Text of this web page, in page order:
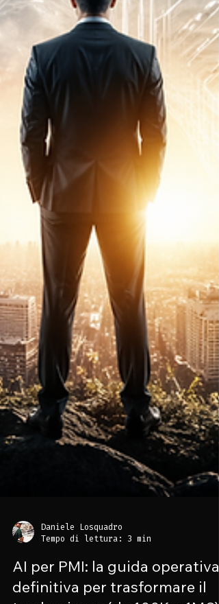
Tempo di lettura: 3 min
AI per PMI: la guida operativa